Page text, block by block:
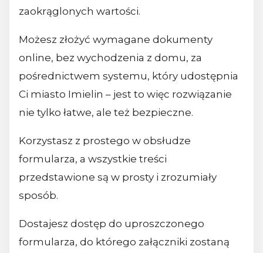
zaokrąglonych wartości.
Możesz złożyć wymagane dokumenty
online, bez wychodzenia z domu, za
pośrednictwem systemu, który udostępnia
Ci miasto Imielin – jest to więc rozwiązanie
nie tylko łatwe, ale też bezpieczne.
Korzystasz z prostego w obsłudze
formularza, a wszystkie treści
przedstawione są w prosty i zrozumiały
sposób.
Dostajesz dostęp do uproszczonego
formularza, do którego załączniki zostaną